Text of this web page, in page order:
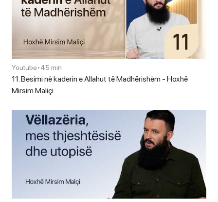
Youtube•45 min
11. Besimi në kaderin e Allahut të Madhërishëm - Hoxhë
Mirsim Maliçi